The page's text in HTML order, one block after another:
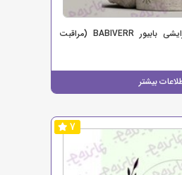
اعطای نمایندگی محصولات آرایشی بابیور BABIVERR (مراقبت
بیشتر
7